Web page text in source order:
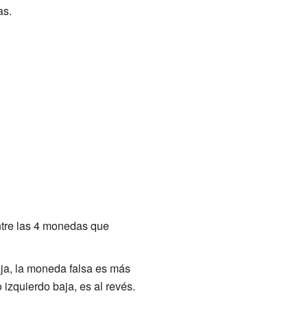
las 4 monedas que
la moneda falsa es más
baja, es al revés.